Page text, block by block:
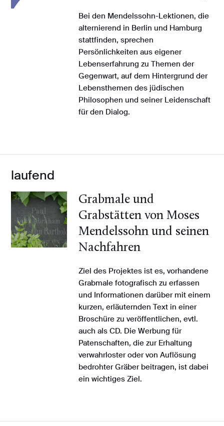
Bei den Mendelssohn-Lektionen, die
alternierend in Berlin und Hamburg
stattfinden, sprechen
Persönlichkeiten aus eigener
Lebenserfahrung zu Themen der
Gegenwart, auf dem Hintergrund der
Lebensthemen des jüdischen
Philosophen und seiner Leidenschaft
für den Dialog.
laufend
Grabmale und
Grabstätten von Moses
Mendelssohn und seinen
Nachfahren
Ziel des Projektes ist es, vorhandene
Grabmale fotografisch zu erfassen
und Informationen darüber mit einem
kurzen, erläuternden Text in einer
Broschüre zu veröffentlichen, evtl.
auch als CD. Die Werbung für
Patenschaften, die zur Erhaltung
verwahrloster oder von Auflösung
bedrohter Gräber beitragen, ist dabei
ein wichtiges Ziel.